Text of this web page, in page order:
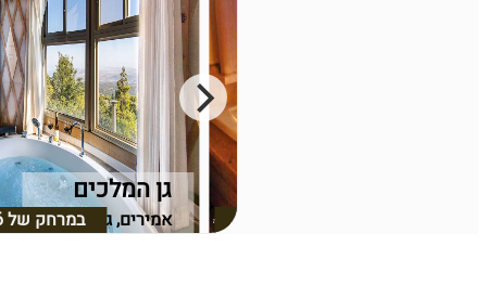
גן המלכים
אמירים, גליל עליון
במרחק של